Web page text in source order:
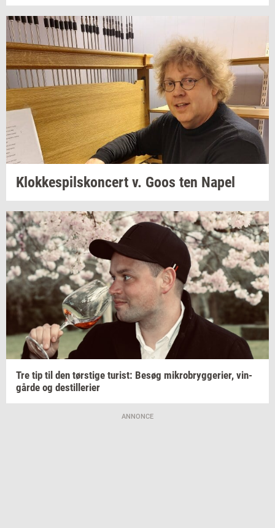
Klok­ke­spils­kon­cert v. Goos ten Napel
Tre tip til den tørsti­ge turist: Besøg mi­kro­bryg­ge­ri­er, vin­
går­de og destil­le­ri­er
ANNONCE